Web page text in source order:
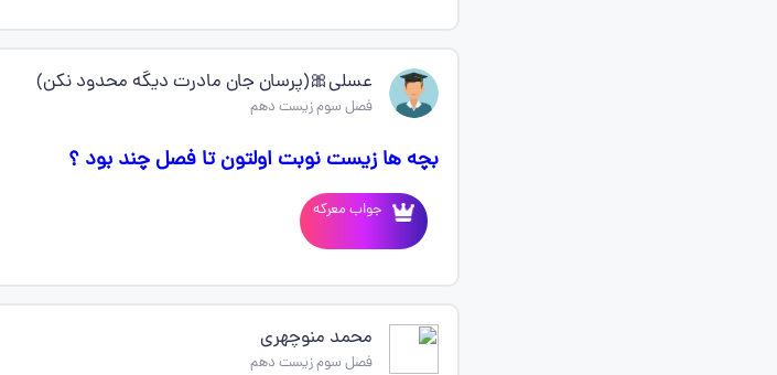
عسلی🎀(پرسان جان مادرت دیگه محدود نکن)
فصل سوم زیست دهم
بچه ها زیست نوبت اولتون تا فصل چند بود ؟
جواب معرکه
محمد منوچهری
فصل سوم زیست دهم